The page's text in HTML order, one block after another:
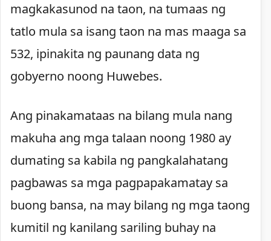
magkakasunod na taon, na tumaas ng
tatlo mula sa isang taon na mas maaga sa
532, ipinakita ng paunang data ng
gobyerno noong Huwebes.
Ang pinakamataas na bilang mula nang
makuha ang mga talaan noong 1980 ay
dumating sa kabila ng pangkalahatang
pagbawas sa mga pagpapakamatay sa
buong bansa, na may bilang ng mga taong
kumitil ng kanilang sariling buhay na